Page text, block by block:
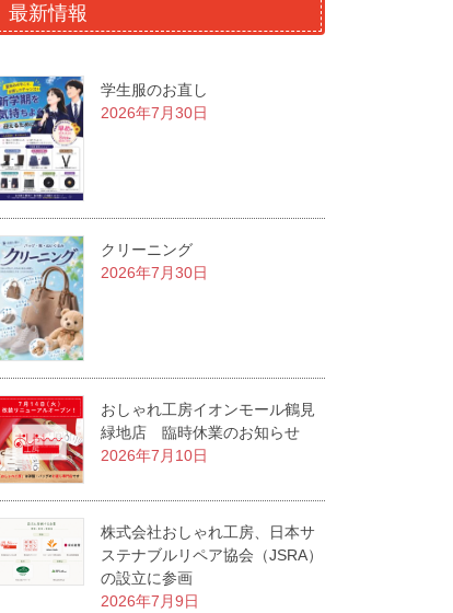
最新情報
学生服のお直し
2026年7月30日
クリーニング
2026年7月30日
おしゃれ工房イオンモール鶴見
緑地店 臨時休業のお知らせ
2026年7月10日
株式会社おしゃれ工房、日本サ
ステナブルリペア協会（JSRA）
の設立に参画
2026年7月9日